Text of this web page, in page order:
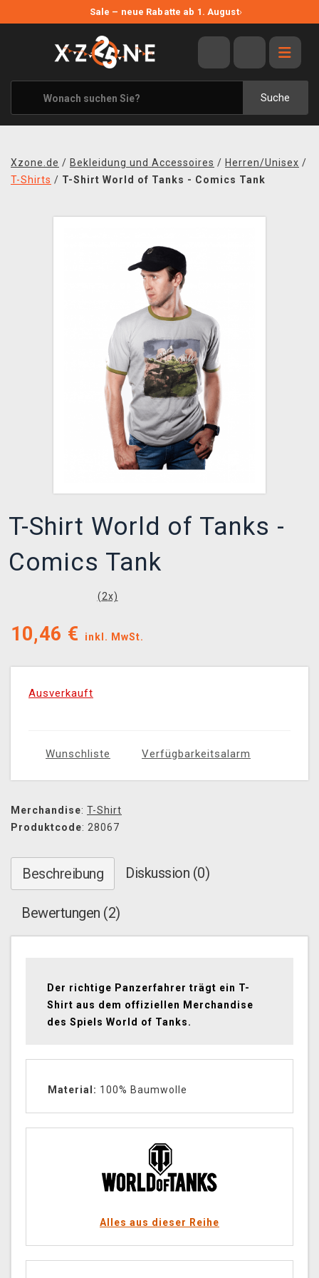
Sale – neue Rabatte ab 1. August›
Suche
ANGEBOTE
ALLE MARKEN
XZONE ORIGINALS
KLEIDUNG & ACCESSOIRES
BÜCHER & COMICS
Xzone.de / Bekleidung und Accessoires / Herren/Unisex /
T-Shirts / T-Shirt World of Tanks - Comics Tank
T-Shirt World of Tanks -
Comics Tank
(2x)
10,46 € inkl. MwSt.
Ausverkauft
Wunschliste Verfügbarkeitsalarm
Merchandise: T-Shirt
Produktcode: 28067
Beschreibung Diskussion (0)
Bewertungen (2)
Der richtige Panzerfahrer trägt ein T-
Shirt aus dem offiziellen Merchandise
des Spiels World of Tanks.
Material: 100% Baumwolle
Alles aus dieser Reihe